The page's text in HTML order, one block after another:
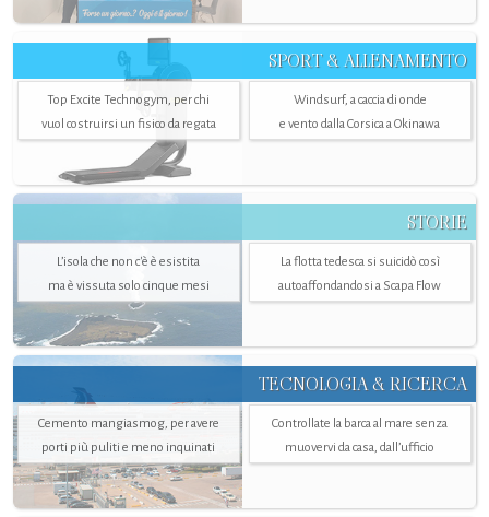
SPORT & ALLENAMENTO
Top Excite Technogym, per chi
vuol costruirsi un fisico da regata
Windsurf, a caccia di onde
e vento dalla Corsica a Okinawa
STORIE
L’isola che non c'è è esistita
ma è vissuta solo cinque mesi
La flotta tedesca si suicidò così
autoaffondandosi a Scapa Flow
TECNOLOGIA & RICERCA
Cemento mangiasmog, per avere
porti più puliti e meno inquinati
Controllate la barca al mare senza
muovervi da casa, dall’ufficio